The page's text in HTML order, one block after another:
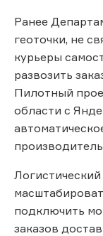
Ранее
геоточки, не
курьеры
развозить
Пилотный
области с
подключить
заказов